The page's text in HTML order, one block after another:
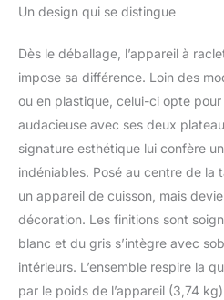
Un design qui se distingue
Dès le déballage, l’appareil à
impose sa différence. Loin des
ou en plastique, celui-ci opte
audacieuse avec ses deux
signature esthétique lui confère
indéniables. Posé au centre de la
un appareil de cuisson, mais
décoration. Les finitions sont
blanc et du gris s’intègre avec
intérieurs. L’ensemble respire la
par le poids de l’appareil (3,74